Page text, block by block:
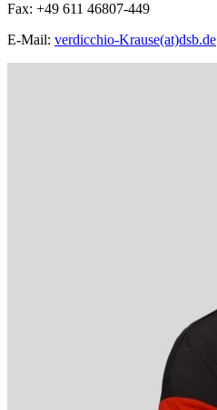
Fax: +49 611 46807-449
E-Mail: verdicchio-Krause(at)dsb.de